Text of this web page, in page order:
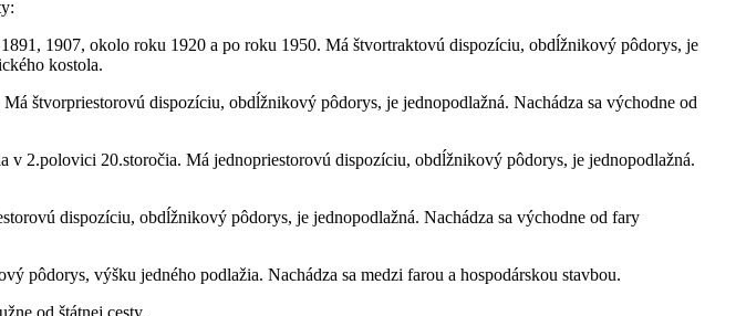
1907, okolo roku 1920 a po roku 1950. Má štvortraktovú dispozíciu, obdĺžnikový pôdorys, je
kostola.
štvorpriestorovú dispozíciu, obdĺžnikový pôdorys, je jednopodlažná. Nachádza sa východne od
v 2.polovici 20.storočia. Má jednopriestorovú dispozíciu, obdĺžnikový pôdorys, je jednopodlažná.
dispozíciu, obdĺžnikový pôdorys, je jednopodlažná. Nachádza sa východne od fary
pôdorys, výšku jedného podlažia. Nachádza sa medzi farou a hospodárskou stavbou.
od štátnej cesty.